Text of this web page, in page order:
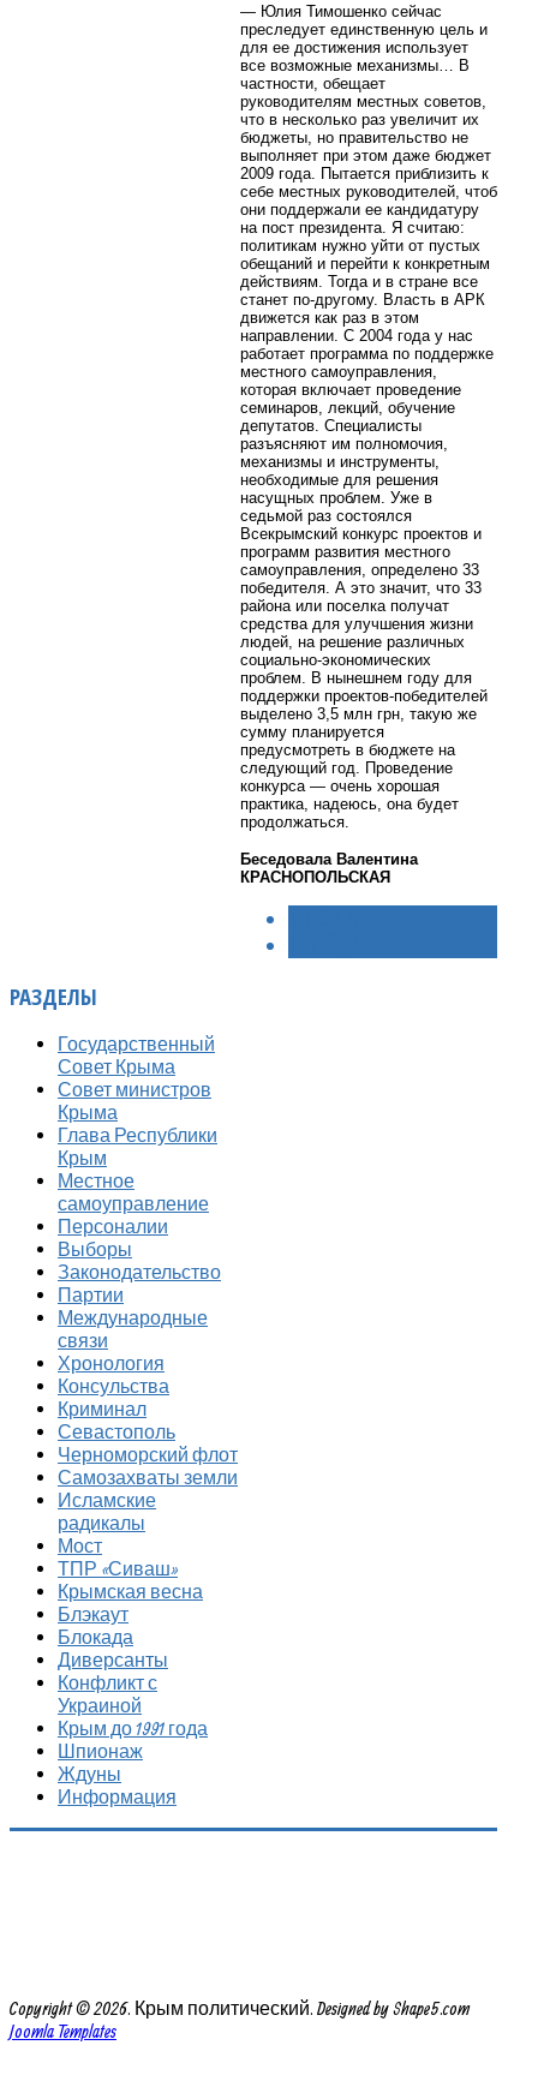
— Юлия Тимошенко сейчас
преследует единственную цель и
для ее достижения использует
все возможные механизмы… В
частности, обещает
руководителям местных советов,
что в несколько раз увеличит их
бюджеты, но правительство не
выполняет при этом даже бюджет
2009 года. Пытается приблизить к
себе местных руководителей, чтоб
они поддержали ее кандидатуру
на пост президента. Я считаю:
политикам нужно уйти от пустых
обещаний и перейти к конкретным
действиям. Тогда и в стране все
станет по-другому. Власть в АРК
движется как раз в этом
направлении. С 2004 года у нас
работает программа по поддержке
местного самоуправления,
которая включает проведение
семинаров, лекций, обучение
депутатов. Специалисты
разъясняют им полномочия,
механизмы и инструменты,
необходимые для решения
насущных проблем. Уже в
седьмой раз состоялся
Всекрымский конкурс проектов и
программ развития местного
самоуправления, определено 33
победителя. А это значит, что 33
района или поселка получат
средства для улучшения жизни
людей, на решение различных
социально-экономических
проблем. В нынешнем году для
поддержки проектов-победителей
выделено 3,5 млн грн, такую же
сумму планируется
предусмотреть в бюджете на
следующий год. Проведение
конкурса — очень хорошая
практика, надеюсь, она будет
продолжаться.
Беседовала Валентина
КРАСНОПОЛЬСКАЯ
РАЗДЕЛЫ
Государственный
Совет Крыма
Совет министров
Крыма
Глава Республики
Крым
Местное
самоуправление
Персоналии
Выборы
Законодательство
Партии
Международные
связи
Хронология
Консульства
Криминал
Севастополь
Черноморский флот
Самозахваты земли
Исламские
радикалы
Мост
ТПР «Сиваш»
Крымская весна
Блэкаут
Блокада
Диверсанты
Конфликт с
Украиной
Крым до 1991 года
Шпионаж
Ждуны
Информация
Copyright © 2026. Крым политический. Designed by Shape5.com
Joomla Templates